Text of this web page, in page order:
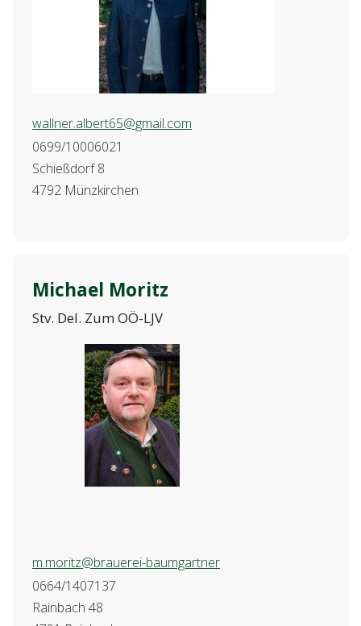
wallner.albert65@gmail.com
0699/10006021
Schießdorf 8
4792 Münzkirchen
Michael Moritz
Stv. Del. Zum OÖ-LJV
m.moritz@brauerei-baumgartner
0664/1407137
Rainbach 48